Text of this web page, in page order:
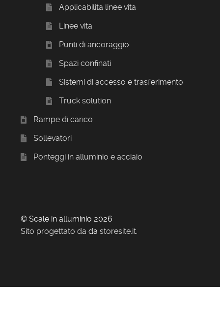
Applicabilita linee vita
Linee vita
Punti di ancoraggio
Spazi confinati
Sistemi di accesso e trasferimento
Truck solution
Rampe di carico
Sollevatori
Ponteggi in alluminio e acciaio
© Scale in alluminio 2026
Sito progettato da da storesite.it.